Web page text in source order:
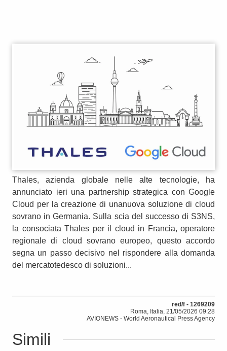
Thales, azienda globale nelle alte tecnologie, ha
annunciato ieri una partnership strategica con Google
Cloud per la creazione di unanuova soluzione di cloud
sovrano in Germania. Sulla scia del successo di S3NS,
la consociata Thales per il cloud in Francia, operatore
regionale di cloud sovrano europeo, questo accordo
segna un passo decisivo nel rispondere alla domanda
del mercatotedesco di soluzioni...
red/f - 1269209
Roma, Italia, 21/05/2026 09:28
AVIONEWS - World Aeronautical Press Agency
Simili